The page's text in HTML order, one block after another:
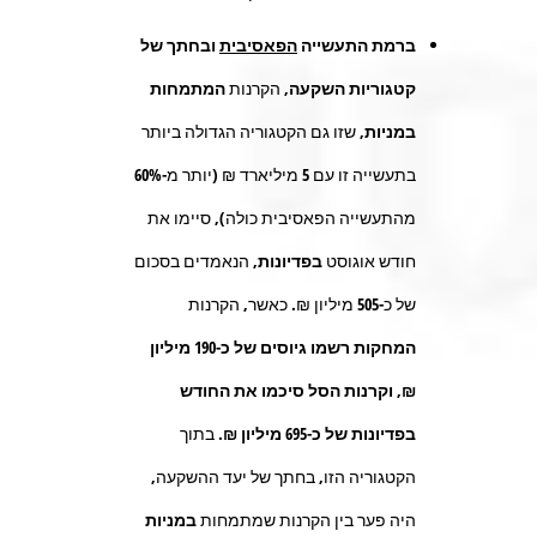
ברמת התעשייה הפאסיבית ובחתך של
קטגוריות השקעה, הקרנותהמתמחות
במניות, שזו גם הקטגוריה הגדולה ביותר
בתעשייה זו עם 5
מיליארד ₪ (יותר מ-60%
מהתעשייה הפאסיבית כולה), סיימו את
חודש אוגוסט בפדיונות, הנאמדים בסכום
של כ-505 מיליון ₪. כאשר, הקרנות
המחקות רשמו גיוסים של כ-190 מיליון
₪, וקרנות הסל סיכמו את החודש
בפדיונות של כ-695 מיליון ₪.
בתוך
הקטגוריה הזו, בחתך של יעד ההשקעה,
היה פער בין הקרנות שמתמחותבמניות